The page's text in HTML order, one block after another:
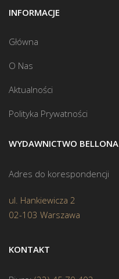
INFORMACJE
Główna
O Nas
Aktualności
Polityka Prywatności
WYDAWNICTWO BELLONA
Adres do korespondencji
ul. Hankiewicza 2
02-103 Warszawa
KONTAKT